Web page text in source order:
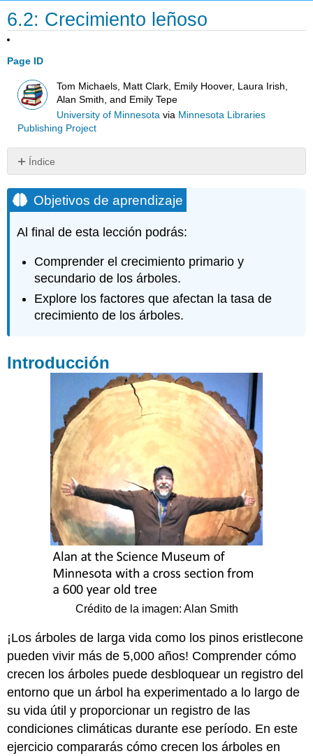
6.2: Crecimiento leñoso
Page ID
Tom Michaels, Matt Clark, Emily Hoover, Laura Irish,
Alan Smith, and Emily Tepe
University of Minnesota via Minnesota Libraries
Publishing Project
Índice
de
aprendizaje
Introducción
de
revisión
Objetivos de aprendizaje
Al final de esta lección podrás:
Comprender el crecimiento primario y
secundario de los árboles.
Explore los factores que afectan la tasa de
crecimiento de los árboles.
Introducción
Crédito de la imagen: Alan Smith
¡Los árboles de larga vida como los pinos eristlecone
pueden vivir más de 5,000 años! Comprender cómo
crecen los árboles puede desbloquear un registro del
entorno que un árbol ha experimentado a lo largo de
su vida útil y proporcionar un registro de las
condiciones climáticas durante ese período. En este
ejercicio compararás cómo crecen los árboles en